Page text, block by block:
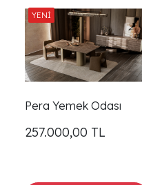
Pera Yemek Odası
257.000,00 TL